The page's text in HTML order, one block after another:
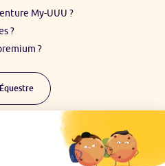
My-UUU ?
?
?
pour suivre